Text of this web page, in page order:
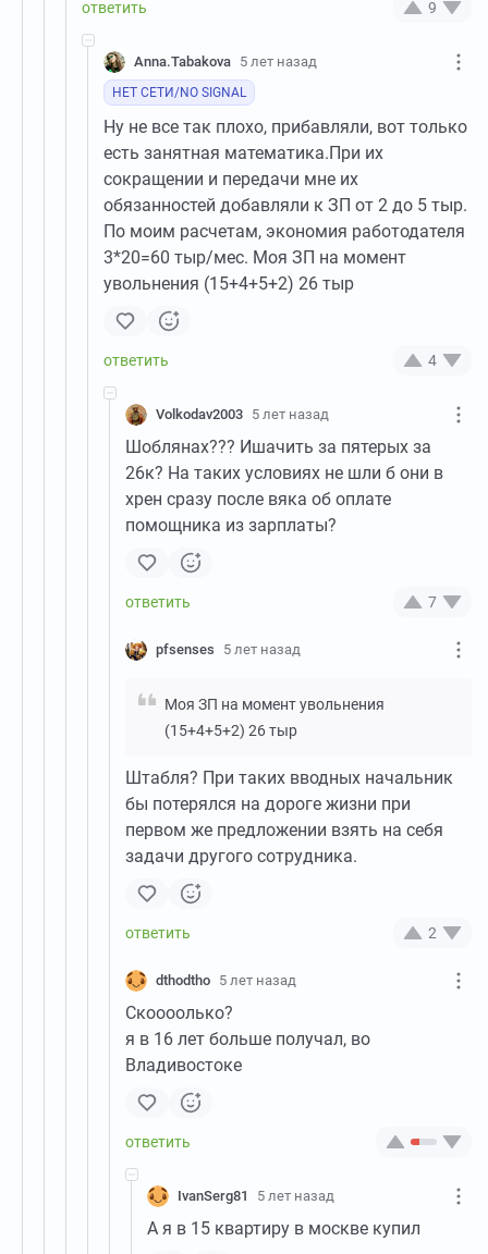
9
Anna.Tabakova 5 лет назад
НЕТ СЕТИ/NO SIGNAL
Ну не все так плохо, прибавляли, вот только
есть занятная математика.При их
сокращении и передачи мне их
обязанностей добавляли к ЗП от 2 до 5 тыр.
По моим расчетам, экономия работодателя
3*20=60 тыр/мес. Моя ЗП на момент
увольнения (15+4+5+2) 26 тыр
4
Volkodav2003 5 лет назад
Шоблянах??? Ишачить за пятерых за
26к? На таких условиях не шли б они в
хрен сразу после вяка об оплате
помощника из зарплаты?
7
pfsenses 5 лет назад
Моя ЗП на момент увольнения
(15+4+5+2) 26 тыр
Штабля? При таких вводных начальник
бы потерялся на дороге жизни при
первом же предложении взять на себя
задачи другого сотрудника.
2
dthodtho 5 лет назад
Скоооолько?
я в 16 лет больше получал, во
Владивостоке
IvanSerg81 5 лет назад
А я в 15 квартиру в москве купил